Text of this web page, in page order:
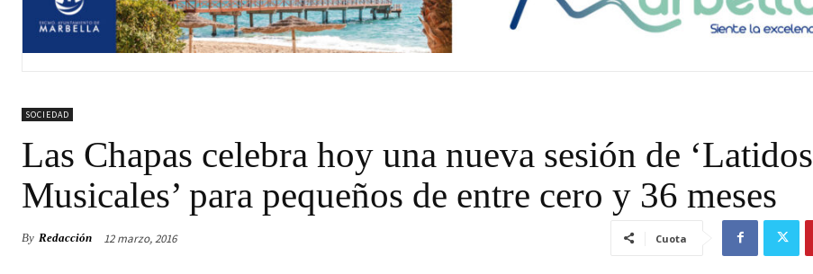
SOCIEDAD
Las Chapas celebra hoy una nueva sesión de ‘Latidos
Musicales’ para pequeños de entre cero y 36 meses
By Redacción 12 marzo, 2016 Cuota